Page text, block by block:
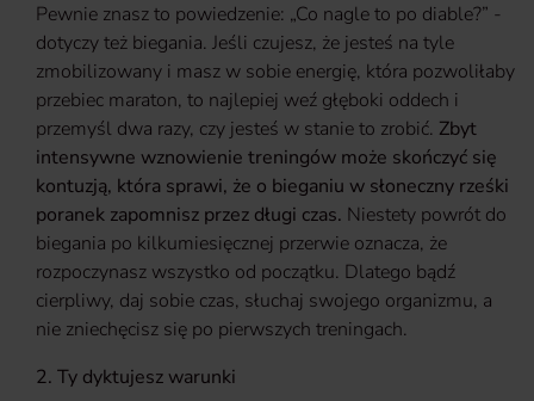
Pewnie znasz to powiedzenie: „Co nagle to po diable?” -
dotyczy też biegania. Jeśli czujesz, że jesteś na tyle
zmobilizowany i masz w sobie energię, która pozwoliłaby
przebiec maraton, to najlepiej weź głęboki oddech i
przemyśl dwa razy, czy jesteś w stanie to zrobić. Zbyt
intensywne wznowienie treningów może skończyć się
kontuzją, która sprawi, że o bieganiu w słoneczny rześki
poranek zapomnisz przez długi czas. Niestety powrót do
biegania po kilkumiesięcznej przerwie oznacza, że
rozpoczynasz wszystko od początku. Dlatego bądź
cierpliwy, daj sobie czas, słuchaj swojego organizmu, a
nie zniechęcisz się po pierwszych treningach.
2. Ty dyktujesz warunki